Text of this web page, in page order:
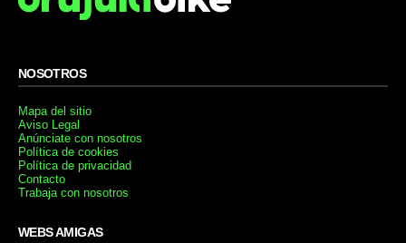
NOSOTROS
Mapa del sitio
Aviso Legal
Anúnciate con nosotros
Política de cookies
Política de privacidad
Contacto
Trabaja con nosotros
WEBS AMIGAS